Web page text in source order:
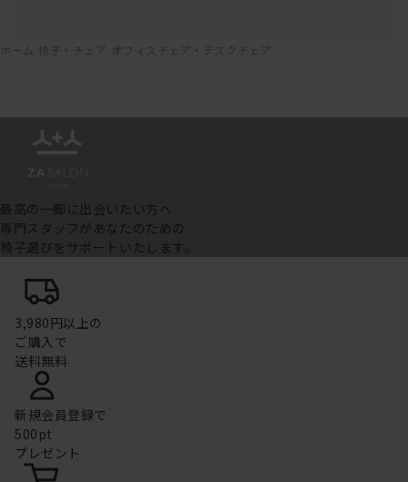
ホーム 椅子・チェア オフィスチェア・デスクチェア
最高の一脚に出会いたい方へ
専門スタッフがあなたのための
椅子選びをサポートいたします。
3,980円以上の
ご購入で
送料無料
新規会員登録で
500pt
プレゼント